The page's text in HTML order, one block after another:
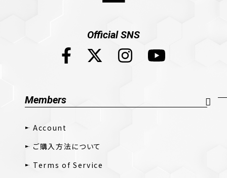
Official SNS
Members
Account
ご購入方法について
Terms of Service